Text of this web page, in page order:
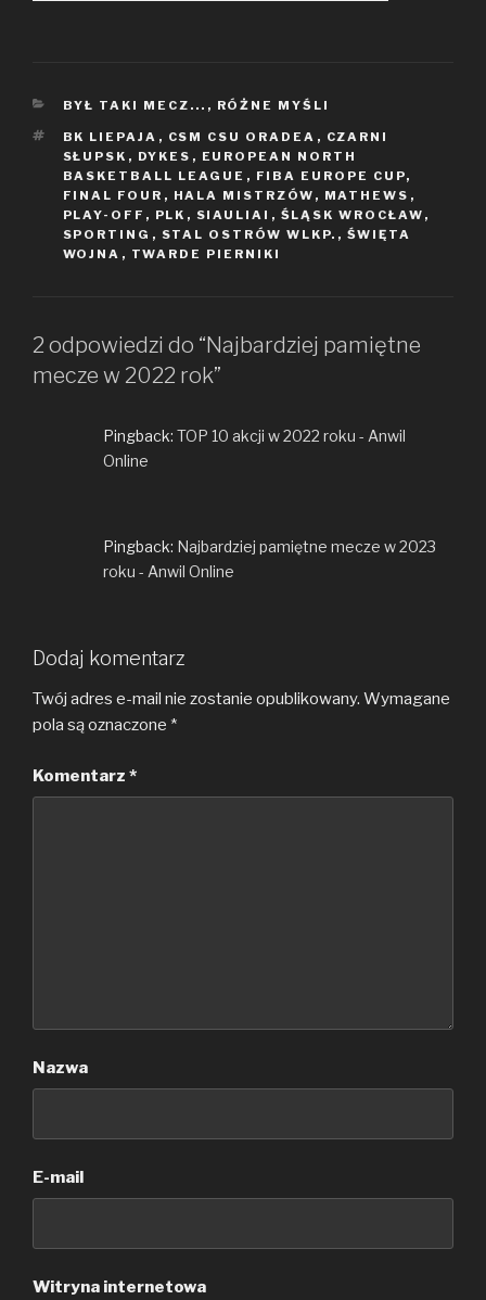
KATEGORIE
BYŁ TAKI MECZ... , RÓŻNE MYŚLI
TAGI
BK LIEPAJA , CSM CSU ORADEA , CZARNI
SŁUPSK , DYKES , EUROPEAN NORTH
BASKETBALL LEAGUE , FIBA EUROPE CUP,
FINAL FOUR , HALA MISTRZÓW , MATHEWS ,
PLAY-OFF , PLK , SIAULIAI , ŚLĄSK WROCŁAW ,
SPORTING , STAL OSTRÓW WLKP. , ŚWIĘTA
WOJNA , TWARDE PIERNIKI
2 odpowiedzi do “Najbardziej pamiętne
mecze w 2022 rok”
Pingback: TOP 10 akcji w 2022 roku - Anwil
Online
Pingback: Najbardziej pamiętne mecze w 2023
roku - Anwil Online
Dodaj komentarz
Twój adres e-mail nie zostanie opublikowany. Wymagane
pola są oznaczone *
Komentarz *
Nazwa
E-mail
Witryna internetowa